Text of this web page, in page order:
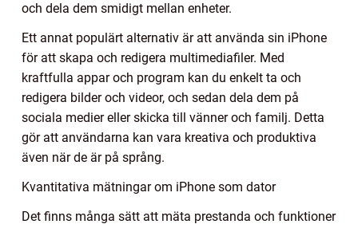
och dela dem smidigt mellan enheter.
Ett annat populärt alternativ är att använda sin iPhone
för att skapa och redigera multimediafiler. Med
kraftfulla appar och program kan du enkelt ta och
redigera bilder och videor, och sedan dela dem på
sociala medier eller skicka till vänner och familj. Detta
gör att användarna kan vara kreativa och produktiva
även när de är på språng.
Kvantitativa mätningar om iPhone som dator
Det finns många sätt att mäta prestanda och funktioner